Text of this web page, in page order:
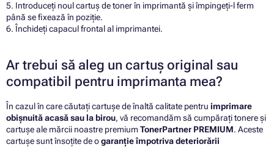
5. Introduceți noul cartuș de toner în imprimantă și împingeți-l ferm
până se fixează în poziție.
6. Închideți capacul frontal al imprimantei.
Ar trebui să aleg un cartuș original sau
compatibil pentru imprimanta mea?
În cazul în care căutați cartușe de înaltă calitate pentru imprimare
obișnuită acasă sau la birou, vă recomandăm să cumpărați tonere și
cartușe ale mărcii noastre premiumTonerPartner PREMIUM. Aceste
cartușe sunt însoțite de ogaranție împotriva deteriorării